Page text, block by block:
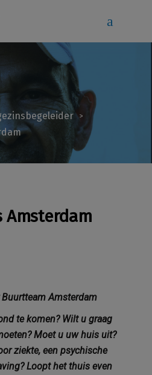
>
Amsterdam
Amsterdam
te komen? Wilt u graag
Moet u uw huis uit?
ziekte, een psychische
Loopt het thuis even